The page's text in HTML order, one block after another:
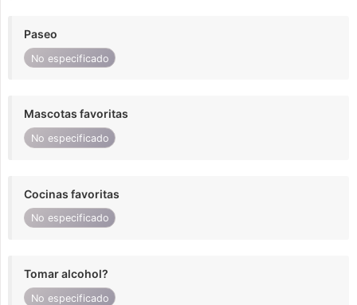
Paseo
No especificado
Mascotas favoritas
No especificado
Cocinas favoritas
No especificado
Tomar alcohol?
No especificado